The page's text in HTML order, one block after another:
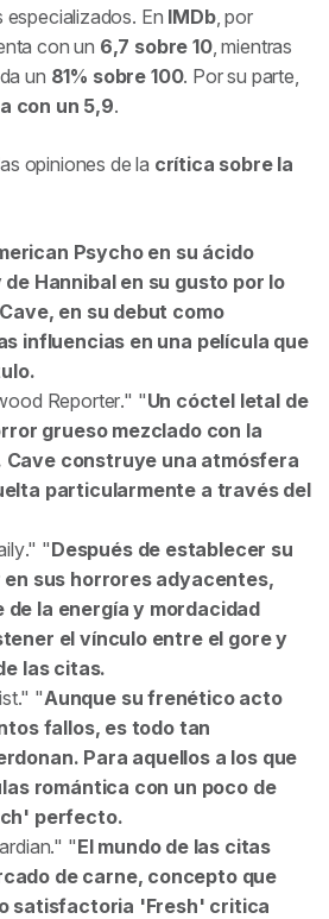
especializados. En IMDb, por
con un 6,7 sobre 10, mientras
un 81% sobre 100. Por su parte,
con un 5,9.
opiniones de la crítica sobre la
Psycho en su ácido
Hannibal en su gusto por lo
en su debut como
influencias en una película que
Reporter.
Un cóctel letal de
grueso mezclado con la
Cave construye una atmósfera
particularmente a través del
.
Después de establecer su
sus horrores adyacentes,
de la energía y mordacidad
el vínculo entre el gore y
las citas.
.
Aunque su frenético acto
fallos, es todo tan
Para aquellos a los que
romántica con un poco de
perfecto.
.
El mundo de las citas
de carne, concepto que
satisfactoria 'Fresh' critica